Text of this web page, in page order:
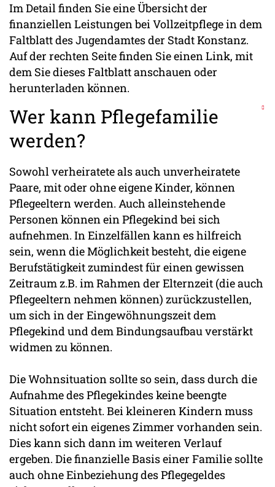
Im Detail finden Sie eine Übersicht der
finanziellen Leistungen bei Vollzeitpflege in dem
Faltblatt des Jugendamtes der Stadt Konstanz.
Auf der rechten Seite finden Sie einen Link, mit
dem Sie dieses Faltblatt anschauen oder
herunterladen können.
Wer kann Pflegefamilie
werden?
Sowohl verheiratete als auch unverheiratete
Paare, mit oder ohne eigene Kinder, können
Pflegeeltern werden. Auch alleinstehende
Personen können ein Pflegekind bei sich
aufnehmen. In Einzelfällen kann es hilfreich
sein, wenn die Möglichkeit besteht, die eigene
Berufstätigkeit zumindest für einen gewissen
Zeitraum z.B. im Rahmen der Elternzeit (die auch
Pflegeeltern nehmen können) zurückzustellen,
um sich in der Eingewöhnungszeit dem
Pflegekind und dem Bindungsaufbau verstärkt
widmen zu können.
Die Wohnsituation sollte so sein, dass durch die
Aufnahme des Pflegekindes keine beengte
Situation entsteht. Bei kleineren Kindern muss
nicht sofort ein eigenes Zimmer vorhanden sein.
Dies kann sich dann im weiteren Verlauf
ergeben. Die finanzielle Basis einer Familie sollte
auch ohne Einbeziehung des Pflegegeldes